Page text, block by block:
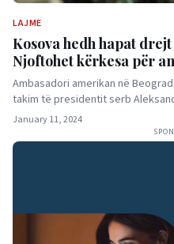
LAJME
Kosova hedh hapat
Njoftohet kërkesa për
Ambasadori amerikan në
takim të presidentit serb
January 11, 2024